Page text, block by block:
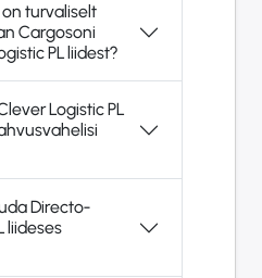
turvaliselt
Cargosoni
PL liidest?
Logistic PL
Directo-
liideses